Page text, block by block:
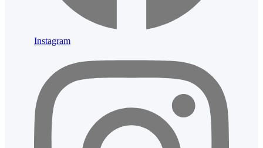
Instagram